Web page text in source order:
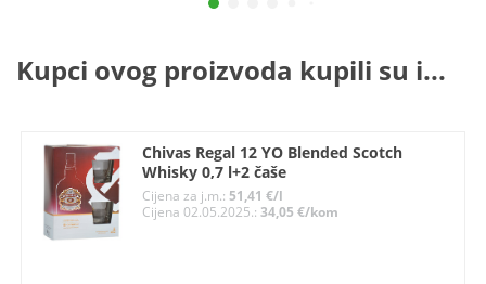
Kupci ovog proizvoda kupili su i...
Chivas Regal 12 YO Blended Scotch
Whisky 0,7 l+2 čaše
Cijena za j.m.:51,41 €/l
Cijena 02.05.2025.:34,05 €/kom